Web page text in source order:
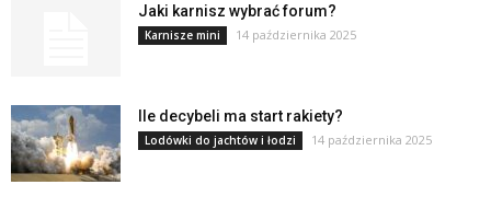
Jaki karnisz wybrać forum?
Karnisze mini 14 października 2025
Ile decybeli ma start rakiety?
Lodówki do jachtów i łodzi 14 października 2025